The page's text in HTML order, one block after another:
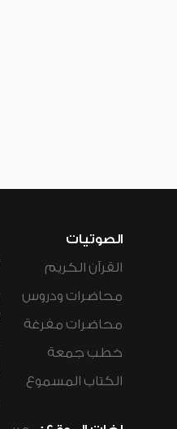
الصوتيات
القرآن الكريم
محاضرات ودروس
محاضرات مفرغة
خطب جمعة
الكتاب المسموع